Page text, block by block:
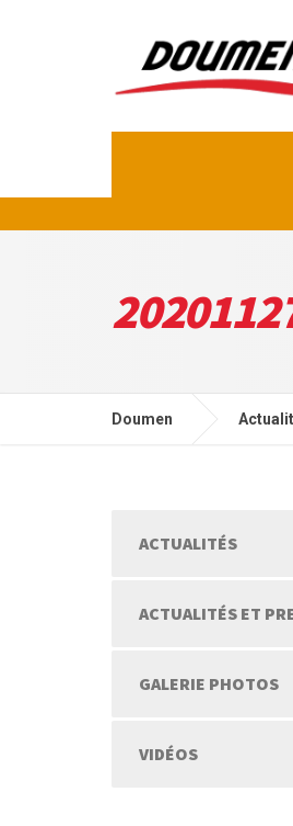
Doumen
ACTUALITÉS
ACTUALITÉS ET
GALERIE PHOTOS
VIDÉOS